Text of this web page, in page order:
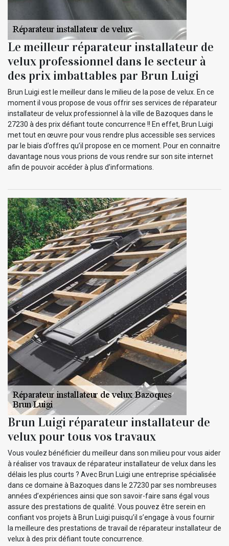
Le meilleur réparateur installateur de
velux professionnel dans le secteur à
des prix imbattables par Brun Luigi
Brun Luigi est le meilleur dans le milieu de la pose de velux. En ce
moment il vous propose de vous offrir ses services de réparateur
installateur de velux professionnel à la ville de Bazoques dans le
27230 à des prix défiant toute concurrence !! En effet, Brun Luigi
met tout en œuvre pour vous rendre plus accessible ses services
par le biais d’offres qu’il propose en ce moment. Pour en connaitre
davantage nous vous prions de vous rendre sur son site internet
afin de pouvoir accéder à plus d’informations.
Brun Luigi réparateur installateur de
velux pour tous vos travaux
Vous voulez bénéficier du meilleur dans son milieu pour vous aider
à réaliser vos travaux de réparateur installateur de velux dans les
délais les plus courts ? Avec Brun Luigi une entreprise spécialisée
dans ce domaine à Bazoques dans le 27230 par ses nombreuses
années d’expériences ainsi que son savoir-faire sans égal vous
assure des prestations de qualité. Vous pouvez être serein en
confiant vos projets à Brun Luigi puisqu’il s’engage à vous fournir
la meilleure des prestations de travail de réparateur installateur de
velux à des prix défiant toute concurrence.